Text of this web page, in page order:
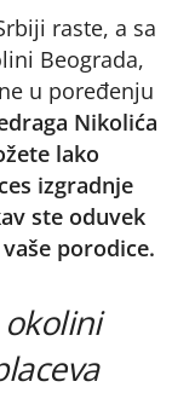
raste, a sa
Beograda,
u poređenju
Nikolića
lako
izgradnje
ste oduvek
porodice.